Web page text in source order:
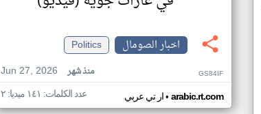
اخبار الصومال
Politics
Jun 27, 2026
منذ شهر GS84IF
ار تي عربي• arabic.rt.com عدد الكلمات: ١٤١ ميديا: ٢